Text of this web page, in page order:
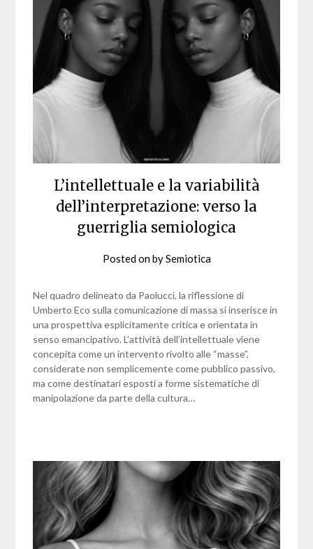
L’intellettuale e la variabilità
dell’interpretazione: verso la
guerriglia semiologica
Posted onbySemiotica
Nel quadro delineato da Paolucci, la riflessione di
Umberto Eco sulla comunicazione di massa si inserisce in
una prospettiva esplicitamente critica e orientata in
senso emancipativo. L’attività dell’intellettuale viene
concepita come un intervento rivolto alle “masse”,
considerate non semplicemente come pubblico passivo,
ma come destinatari esposti a forme sistematiche di
manipolazione da parte della cultura…